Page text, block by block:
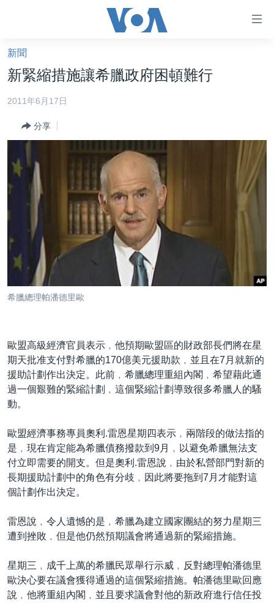
礙
鏈
接
跳
導
檢
美國大選2024
台灣
海外港人
新聞自由
美國
中國
國際
每日視頻新聞
VOA 60秒 (國際)
美國專訊
YOUTUBE頻道
音頻
時事經緯
新聞音頻
港人港心
美國透視
建國史話
國語
其他語言網站
新聞
新緊縮措施讓希臘政府困頓難行
2011年6月17日
分享
希臘總理帕潘德里歐
歐盟高級經濟官員表示﹐他預期歐盟區的財政部長們將在星
期天批准支付對希臘的170億美元援助款﹐並且在7月就新的
援助計劃作出決定。此前﹐希臘總理重組內閣﹐希望藉此通
過一個艱難的緊縮計劃﹐這個緊縮計劃導致很多希臘人的騷
動。
歐盟經濟事務專員奧利.雷恩星期四表示﹐兩階段的做法指的
是﹐現在肯定能為希臘債務撥款到9月﹐以避免希臘無法支
付立即需要的開支。但是奧利.雷恩說﹐由於私營部門對新的
長期援助計劃中的角色有分歧﹐因此將要拖到7月才能對這
個計劃作出決定。
雷恩說﹐令人遺憾的是﹐希臘為建立國家團結的努力星期三
遭到挫敗﹐但是他仍然預期議會將通過新的緊縮措施。
星期三﹐成千上萬的希臘民眾舉行示威﹐反對總理帕潘德里
歐決心要在議會獲得通過的這個緊縮措施。帕潘德里歐回應
說﹐他將重組內閣﹐並且要求議會對他的新政府進行信任投